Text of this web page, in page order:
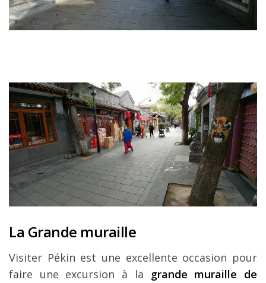
La Grande muraille
Visiter Pékin est une excellente occasion pour
faire une excursion à la grande muraille de